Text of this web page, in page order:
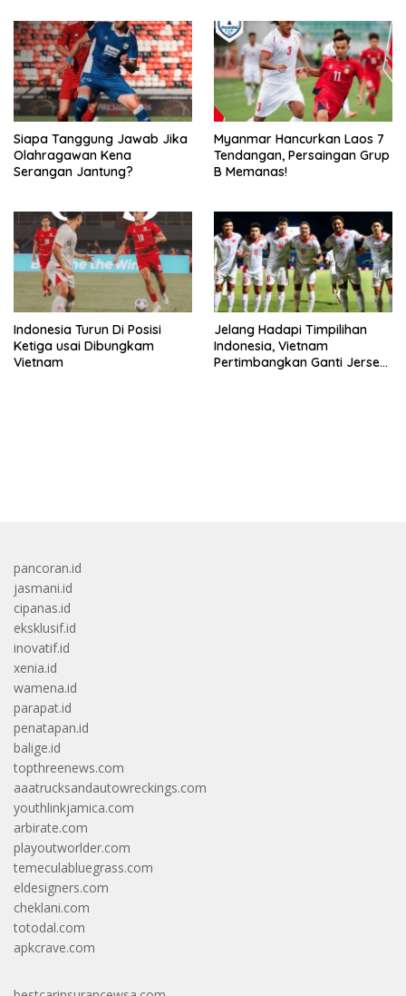
Siapa Tanggung Jawab Jika
Olahragawan Kena
Serangan Jantung?
Myanmar Hancurkan Laos 7
Tendangan, Persaingan Grup
B Memanas!
Indonesia Turun Di Posisi
Ketiga usai Dibungkam
Vietnam
Jelang Hadapi Timpilihan
Indonesia, Vietnam
Pertimbangkan Ganti Jersey
pancoran.id
jasmani.id
cipanas.id
eksklusif.id
inovatif.id
xenia.id
wamena.id
parapat.id
penatapan.id
balige.id
topthreenews.com
aaatrucksandautowreckings.com
youthlinkjamica.com
arbirate.com
playoutworlder.com
temeculabluegrass.com
eldesigners.com
cheklani.com
totodal.com
apkcrave.com